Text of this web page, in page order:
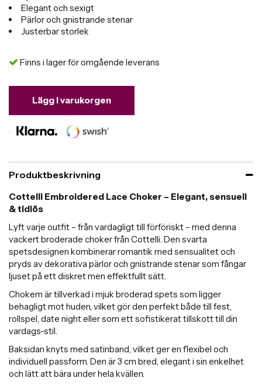
Elegant och sexigt
Pärlor och gnistrande stenar
Justerbar storlek
Finns i lager för omgående leverans
Lägg i varukorgen
Produktbeskrivning
Cottelli Embroidered Lace Choker – Elegant, sensuell
& tidlös
Lyft varje outfit – från vardagligt till förföriskt – med denna
vackert broderade choker från Cottelli. Den svarta
spetsdesignen kombinerar romantik med sensualitet och
pryds av dekorativa pärlor och gnistrande stenar som fångar
ljuset på ett diskret men effektfullt sätt.
Chokern är tillverkad i mjuk broderad spets som ligger
behagligt mot huden, vilket gör den perfekt både till fest,
rollspel, date night eller som ett sofistikerat tillskott till din
vardags-stil.
Baksidan knyts med satinband, vilket ger en flexibel och
individuell passform. Den är 3 cm bred, elegant i sin enkelhet
och lätt att bära under hela kvällen.